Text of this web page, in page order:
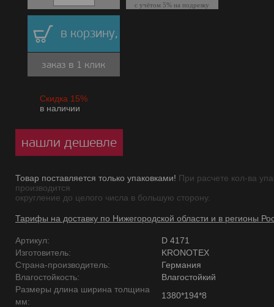
с учётом 5% на подрезку
в корзину,
заказ в 1 клик
Скидка 15%
в наличии
нашли дешевле
Товар поставляется только упаковками! При расчете кол-ва
производится
округление до целого числа в большую сторону.
Тарифы на доставку по Нижегородской области и в регионы
Артикул:
D 4171
Изготовитель:
KRONOTEX
Страна-производитель:
Германия
Влагостойкость:
Влагостойкий
Размеры длина ширина толщина
мм:
1380*194*8